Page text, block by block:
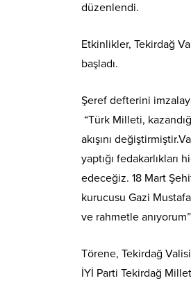
düzenlendi.
Etkinlikler, Tekirdağ
başladı.
Şeref defterini
“Türk Milleti,
akışını
yaptığı
edeceğiz. 18 Mart
kurucusu Gazi
ve rahmetle
Törene, Tekirdağ
İYİ Parti Tekirdağ